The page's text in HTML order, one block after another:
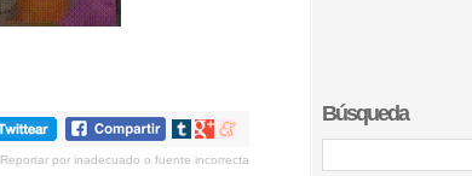
Compartir
tumblr
Compartir
Google+
Compartir
meneame
Reportar por inadecuado o fuente incorrecta
Búsqueda